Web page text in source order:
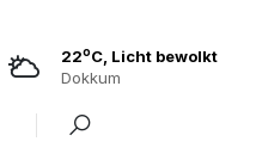
22oC, Licht bewolkt
Dokkum